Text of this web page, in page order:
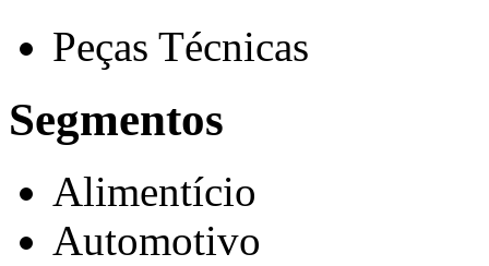
Peças Técnicas
Segmentos
Alimentício
Automotivo